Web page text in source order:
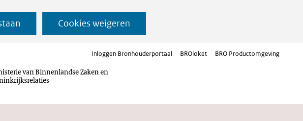
Cookies weigeren
van Binnenlandse Zaken en
Inloggen Bronhouderportaal BROloket BRO Productomgeving